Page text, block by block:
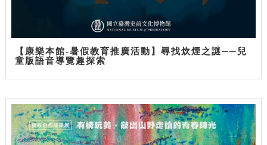
【康樂本館-暑假教育推廣活動】尋找炊煙之謎──兒
童版語音導覽趣探索